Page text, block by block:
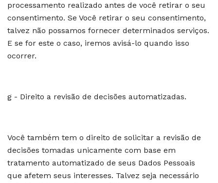
processamento realizado antes de você retirar o seu
consentimento. Se Você retirar o seu consentimento,
talvez não possamos fornecer determinados serviços.
E se for este o caso, iremos avisá-lo quando isso
ocorrer.
g - Direito a revisão de decisões automatizadas.
Você também tem o direito de solicitar a revisão de
decisões tomadas unicamente com base em
tratamento automatizado de seus Dados Pessoais
que afetem seus interesses. Talvez seja necessário